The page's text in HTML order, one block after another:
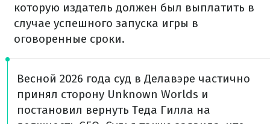
которую издатель должен был выплатить в
случае успешного запуска игры в
оговоренные сроки.
Весной 2026 года суд в Делавэре частично
принял сторону Unknown Worlds и
постановил вернуть Теда Гилла на